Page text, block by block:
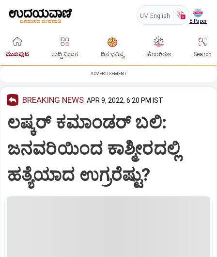
UV English
E-Paper
ಮುಖಪುಟ ಸುದ್ದಿ ವಿಭಾಗ ದಿನ ಭವಿಷ್ಯ ಹೊಂಗಿರಣ Search
ADVERTISEMENT
BREAKING NEWS APR 9, 2022, 6:20 PM IST
ಲಷ್ಕರ್ ಕಮಾಂಡರ್ ಬಲಿ:
ಜನವರಿಯಿಂದ ಕಾಶ್ಮೀರದಲ್ಲಿ
ಹತ್ಯೆಯಾದ ಉಗ್ರರೆಷ್ಟು?